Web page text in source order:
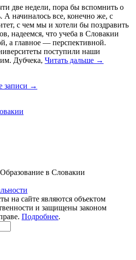
две недели, пора бы вспомнить о
А начиналось все, конечно же, с
с чем мы и хотели бы поздравить
надеемся, что учеба в Словакии
а главное — перспективной.
поступили наши
Дубчека, Читать дальше →
записи →
в Словакии
на сайте являются объектом
и защищены законом
Подробнее.